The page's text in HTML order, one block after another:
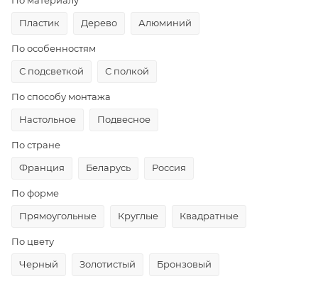
Пластик
Дерево Алюминий
По особенностям
С подсветкой
С полкой
По способу монтажа
Настольное
Подвесное
По стране
Франция
Беларусь Россия
По форме
Прямоугольные
Круглые Квадратные
По цвету
Черный
Золотистый Бронзовый